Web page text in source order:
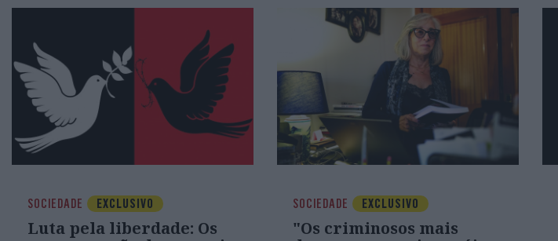
SOCIEDADE EXCLUSIVO
Luta pela liberdade: Os
SOCIEDADE EXCLUSIVO
"Os criminosos mais